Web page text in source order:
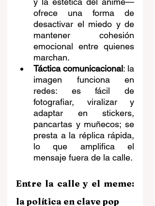
ofrece una forma de
desactivar el miedo y de
mantener cohesión
emocional entre quienes
marchan.
Táctica comunicacional: la
imagen funciona en
redes: es fácil de
fotografiar, viralizar y
adaptar en stickers,
pancartas y muñecos; se
presta a la réplica rápida,
lo que amplifica el
Entre la calle y el meme:
la política en clave pop